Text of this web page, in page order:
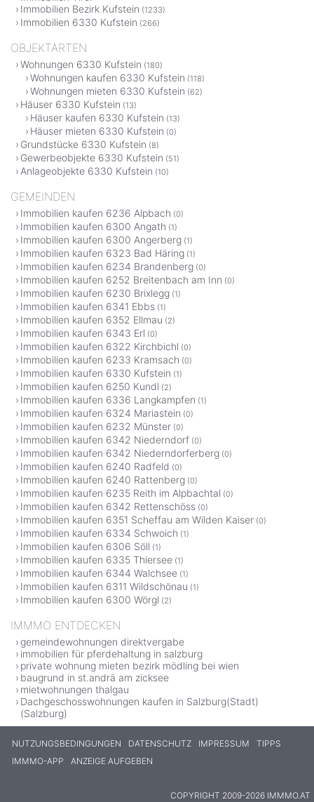
Immobilien Bezirk Kufstein (1233)
Immobilien 6330 Kufstein (266)
OBJEKTARTEN
Wohnungen 6330 Kufstein (180)
Wohnungen kaufen 6330 Kufstein (118)
Wohnungen mieten 6330 Kufstein (62)
Häuser 6330 Kufstein (13)
Häuser kaufen 6330 Kufstein (13)
Häuser mieten 6330 Kufstein (0)
Grundstücke 6330 Kufstein (8)
Gewerbeobjekte 6330 Kufstein (51)
Anlageobjekte 6330 Kufstein (10)
GEMEINDEN
Immobilien kaufen 6236 Alpbach (0)
Immobilien kaufen 6300 Angath (1)
Immobilien kaufen 6300 Angerberg (1)
Immobilien kaufen 6323 Bad Häring (1)
Immobilien kaufen 6234 Brandenberg (0)
Immobilien kaufen 6252 Breitenbach am Inn (0)
Immobilien kaufen 6230 Brixlegg (1)
Immobilien kaufen 6341 Ebbs (1)
Immobilien kaufen 6352 Ellmau (2)
Immobilien kaufen 6343 Erl (0)
Immobilien kaufen 6322 Kirchbichl (0)
Immobilien kaufen 6233 Kramsach (0)
Immobilien kaufen 6330 Kufstein (1)
Immobilien kaufen 6250 Kundl (2)
Immobilien kaufen 6336 Langkampfen (1)
Immobilien kaufen 6324 Mariastein (0)
Immobilien kaufen 6232 Münster (0)
Immobilien kaufen 6342 Niederndorf (0)
Immobilien kaufen 6342 Niederndorferberg (0)
Immobilien kaufen 6240 Radfeld (0)
Immobilien kaufen 6240 Rattenberg (0)
Immobilien kaufen 6235 Reith im Alpbachtal (0)
Immobilien kaufen 6342 Rettenschöss (0)
Immobilien kaufen 6351 Scheffau am Wilden Kaiser (0)
Immobilien kaufen 6334 Schwoich (1)
Immobilien kaufen 6306 Söll (1)
Immobilien kaufen 6335 Thiersee (1)
Immobilien kaufen 6344 Walchsee (1)
Immobilien kaufen 6311 Wildschönau (1)
Immobilien kaufen 6300 Wörgl (2)
IMMMO ENTDECKEN
gemeindewohnungen direktvergabe
immobilien für pferdehaltung in salzburg
private wohnung mieten bezirk mödling bei wien
baugrund in st.andrä am zicksee
mietwohnungen thalgau
Dachgeschosswohnungen kaufen in Salzburg(Stadt)
(Salzburg)
NUTZUNGSBEDINGUNGEN DATENSCHUTZ IMPRESSUM
TIPPS
IMMMO-APP
ANZEIGE AUFGEBEN
COPYRIGHT 2009-2026 IMMMO.AT